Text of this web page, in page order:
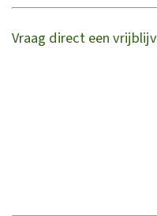
Vraag direct een